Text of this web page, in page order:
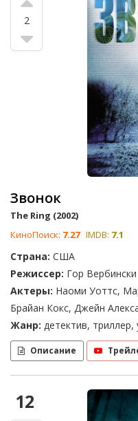
2
Звонок
The Ring (2002)
КиноПоиск: 7.27 IMDB: 7.1
Страна: США
Режиссер: Гор Вербински
Актеры: Наоми Уоттс,
Брайан Кокс, Джейн
Жанр: детектив, триллер,
Описание
12